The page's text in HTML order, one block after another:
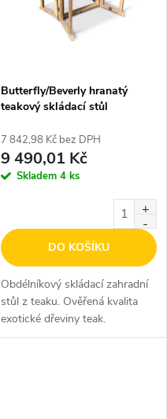
Butterfly/Beverly hranatý
teakový skládací stůl
7 842,98 Kč bez DPH
9 490,01 Kč
Skladem 4 ks
DO KOŠÍKU
Obdélníkový skládací zahradní
stůl z teaku. Ověřená kvalita
exotické dřeviny teak.